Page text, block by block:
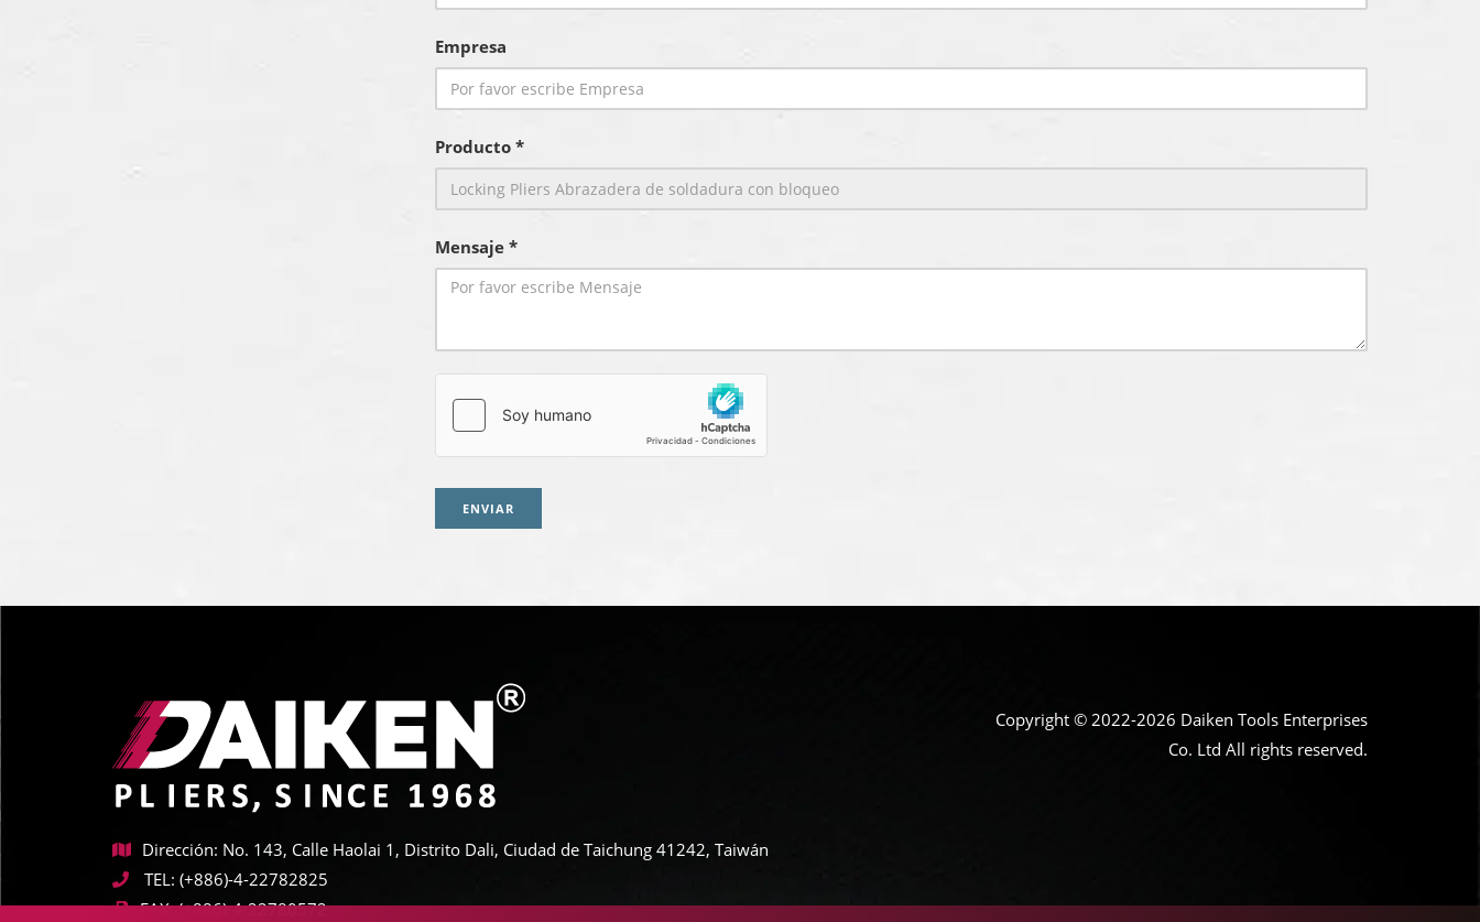
Empresa
Producto *
Mensaje *
ENVIAR
Dirección: No. 143, Calle Haolai 1, Distrito Dali, Ciudad de Taichung 41242, Taiwán
TEL: (+886)-4-22782825
FAX: (+886)-4-22780572
Copyright © 2022-2026 Daiken Tools Enterprises
Co. Ltd All rights reserved.